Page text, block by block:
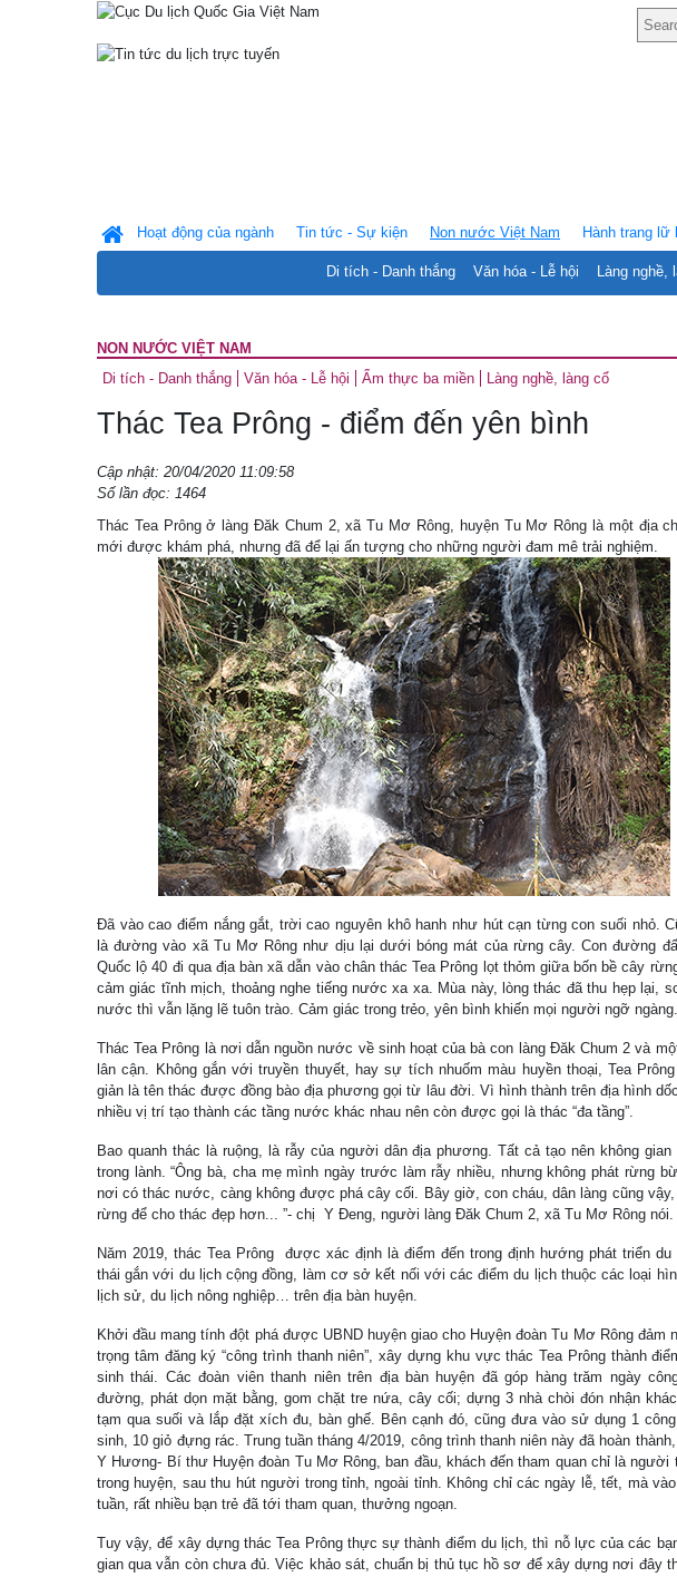
Hoạt động của ngành Tin tức - Sự kiện Non nước Việt Nam
Di tích - Danh thắng Văn hóa - Lễ hội Làng nghề,
Hành trang lữ
NON NƯỚC VIỆT NAM
Di tích - Danh thắng
Văn hóa - Lễ hội Ẩm thực ba miền Làng nghề, làng cổ
Thác Tea Prông - điểm đến yên bình
Cập nhật: 20/04/2020 11:09:58
Số lần đọc: 1464
Thác Tea Prông ở làng Đăk Chum 2, xã Tu Mơ Rông, huyện Tu Mơ Rông là một địa
mới được khám phá, nhưng đã để lại ấn tượng cho những người đam mê trải nghiệm.
Đã vào cao điểm nắng gắt, trời cao nguyên khô hanh như hút cạn từng con suối nhỏ.
là đường vào xã Tu Mơ Rông như dịu lại dưới bóng mát của rừng cây. Con đường
Quốc lộ 40 đi qua địa bàn xã dẫn vào chân thác Tea Prông lọt thỏm giữa bốn bề cây
cảm giác tĩnh mịch, thoảng nghe tiếng nước xa xa. Mùa này, lòng thác đã thu hẹp lại,
nước thì vẫn lặng lẽ tuôn trào. Cảm giác trong trẻo, yên bình khiến mọi người ngỡ
Thác Tea Prông là nơi dẫn nguồn nước về sinh hoạt của bà con làng Đăk Chum 2 và
lân cận. Không gắn với truyền thuyết, hay sự tích nhuốm màu huyền thoại, Tea
giản là tên thác được đồng bào địa phương gọi từ lâu đời. Vì hình thành trên địa hình
nhiều vị trí tạo thành các tầng nước khác nhau nên còn được gọi là thác “đa tầng”.
Bao quanh thác là ruộng, là rẫy của người dân địa phương. Tất cả tạo nên không gian
trong lành. “Ông bà, cha mẹ mình ngày trước làm rẫy nhiều, nhưng không phát rừng
nơi có thác nước, càng không được phá cây cối. Bây giờ, con cháu, dân làng cũng
rừng để cho thác đẹp hơn... ”- chị Y Đeng, người làng Đăk Chum 2, xã Tu Mơ Rông nói.
Năm 2019, thác Tea Prông được xác định là điểm đến trong định hướng phát triển du
thái gắn với du lịch cộng đồng, làm cơ sở kết nối với các điểm du lịch thuộc các loại
lịch sử, du lịch nông nghiệp… trên địa bàn huyện.
Khởi đầu mang tính đột phá được UBND huyện giao cho Huyện đoàn Tu Mơ Rông đảm
trọng tâm đăng ký “công trình thanh niên”, xây dựng khu vực thác Tea Prông thành
sinh thái. Các đoàn viên thanh niên trên địa bàn huyện đã góp hàng trăm ngày
đường, phát dọn mặt bằng, gom chặt tre nứa, cây cối; dựng 3 nhà chòi đón nhận
tạm qua suối và lắp đặt xích đu, bàn ghế. Bên cạnh đó, cũng đưa vào sử dụng 1
sinh, 10 giỏ đựng rác. Trung tuần tháng 4/2019, công trình thanh niên này đã hoàn
Y Hương- Bí thư Huyện đoàn Tu Mơ Rông, ban đầu, khách đến tham quan chỉ là người
trong huyện, sau thu hút người trong tỉnh, ngoài tỉnh. Không chỉ các ngày lễ, tết, mà
tuần, rất nhiều bạn trẻ đã tới tham quan, thưởng ngoạn.
Tuy vậy, để xây dựng thác Tea Prông thực sự thành điểm du lịch, thì nỗ lực của các
gian qua vẫn còn chưa đủ. Việc khảo sát, chuẩn bị thủ tục hồ sơ để xây dựng nơi đây